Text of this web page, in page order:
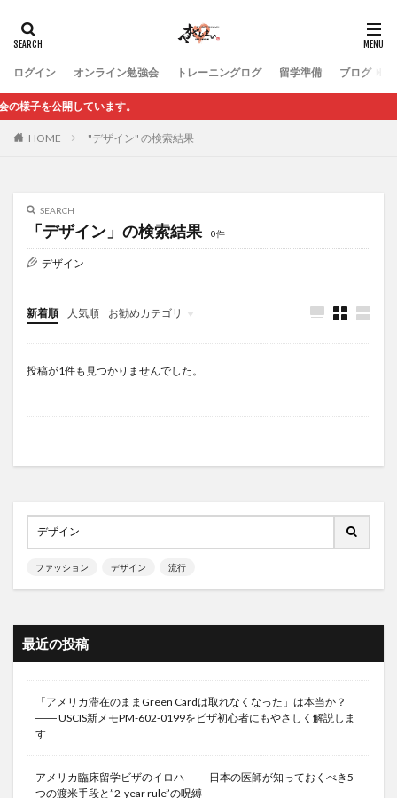
ログイン オンライン勉強会 トレーニングログ 留学準備 ブログ
公開しています。
HOME "デザイン" の検索結果
SEARCH
「デザイン」の検索結果 0件
デザイン
新着順 人気順 お勧めカテゴリ
未分類
投稿が1件も見つかりませんでした。
ファッション デザイン 流行
最近の投稿
「アメリカ滞在のままGreen Cardは取れなくなった」は本当か？
―― USCIS新メモPM-602-0199をビザ初心者にもやさしく解説しま
す
アメリカ臨床留学ビザのイロハ ―― 日本の医師が知っておくべき5
つの渡米手段と”2-year rule”の呪縛